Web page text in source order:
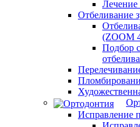
Лечение
Отбеливание
(ZOOM
Подбор
Исправление